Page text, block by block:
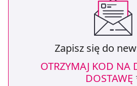
Zapisz się do
OTRZYMAJ KOD NA
DOSTAWĘ